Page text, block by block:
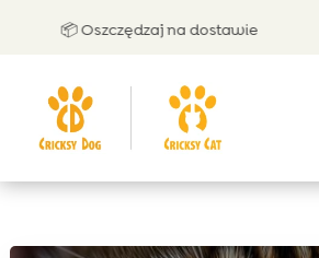
📦 Oszczędzaj na dostawie